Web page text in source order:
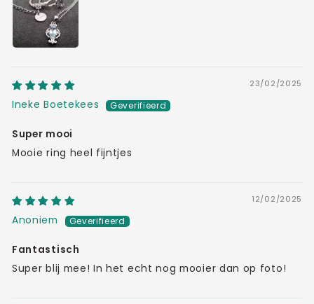
23/02/2025
Ineke Boetekees
Super mooi
Mooie ring heel fijntjes
12/02/2025
Anoniem
Fantastisch
Super blij mee! In het echt nog mooier dan op foto!